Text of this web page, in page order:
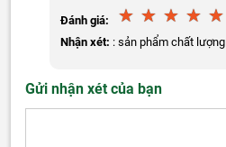
Đánh giá:
Nhận xét: : sản phẩm chất lượng
Gửi nhận xét của bạn